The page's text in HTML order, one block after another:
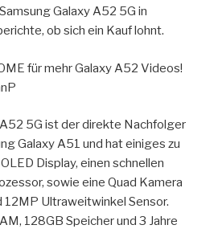
Galaxy A52 5G in
ob sich ein Kauf lohnt.
für mehr Galaxy A52 Videos!
5G ist der direkte Nachfolger
Galaxy A51 und hat einiges zu
Display, einen schnellen
sowie eine Quad Kamera
Ultraweitwinkel Sensor.
128GB Speicher und 3 Jahre